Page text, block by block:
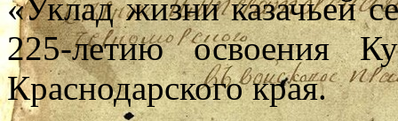
«Уклад жизни казачьей
225-летию освоения
Краснодарского края.